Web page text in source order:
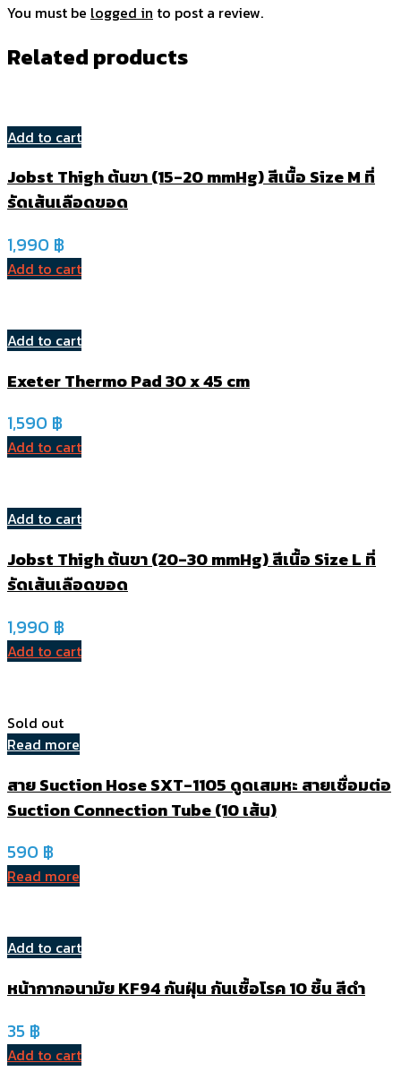
You must be logged in to post a review.
Related products
Add to cart
Jobst Thigh ต้นขา (15-20 mmHg) สีเนื้อ Size M ที่
รัดเส้นเลือดขอด
1,990 ฿
Add to cart
Add to cart
Exeter Thermo Pad 30 x 45 cm
1,590 ฿
Add to cart
Add to cart
Jobst Thigh ต้นขา (20-30 mmHg) สีเนื้อ Size L ที่
รัดเส้นเลือดขอด
1,990 ฿
Add to cart
Sold out
Read more
สาย Suction Hose SXT-1105 ดูดเสมหะ สายเชื่อมต่อ
Suction Connection Tube (10 เส้น)
590 ฿
Read more
Add to cart
หน้ากากอนามัย KF94 กันฝุ่น กันเชื้อโรค 10 ชิ้น สีดำ
35 ฿
Add to cart